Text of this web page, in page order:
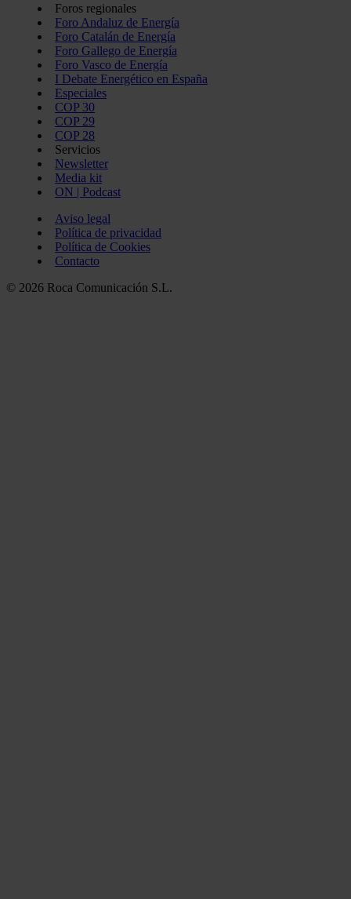
Foros regionales
Foro Andaluz de Energía
Foro Catalán de Energía
Foro Gallego de Energía
Foro Vasco de Energía
I Debate Energético en España
Especiales
COP 30
COP 29
COP 28
Servicios
Newsletter
Media kit
ON | Podcast
Aviso legal
Política de privacidad
Política de Cookies
Contacto
© 2026 Roca Comunicación S.L.